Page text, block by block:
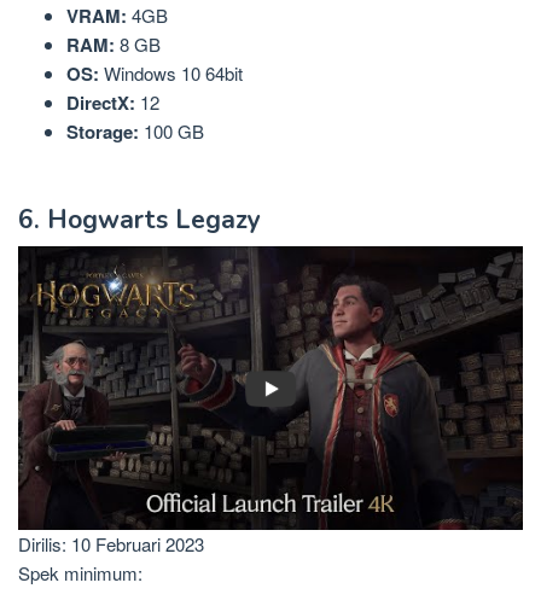
VRAM: 4GB
RAM: 8 GB
OS: Windows 10 64bit
DirectX: 12
Storage: 100 GB
6. Hogwarts Legazy
Dirilis: 10 Februari 2023
Spek minimum: